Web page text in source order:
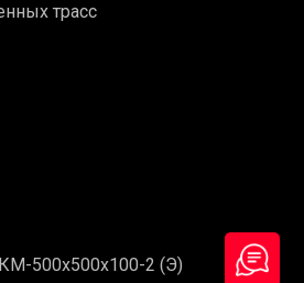
трасс
500х500х100-2 (Э)